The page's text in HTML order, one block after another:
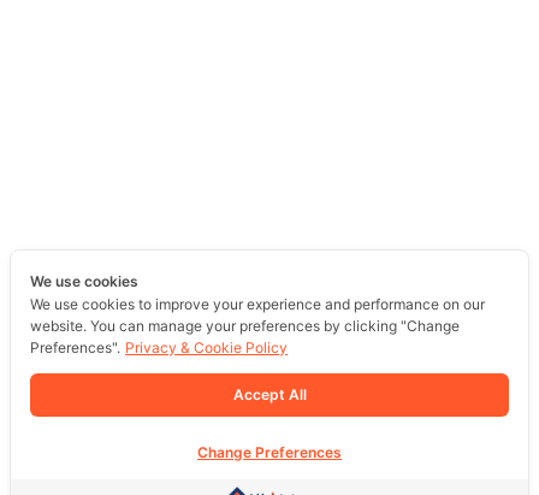
We use cookies
We use cookies to improve your experience and performance on our
website. You can manage your preferences by clicking "Change
Preferences". Privacy & Cookie Policy
Accept All
Change Preferences